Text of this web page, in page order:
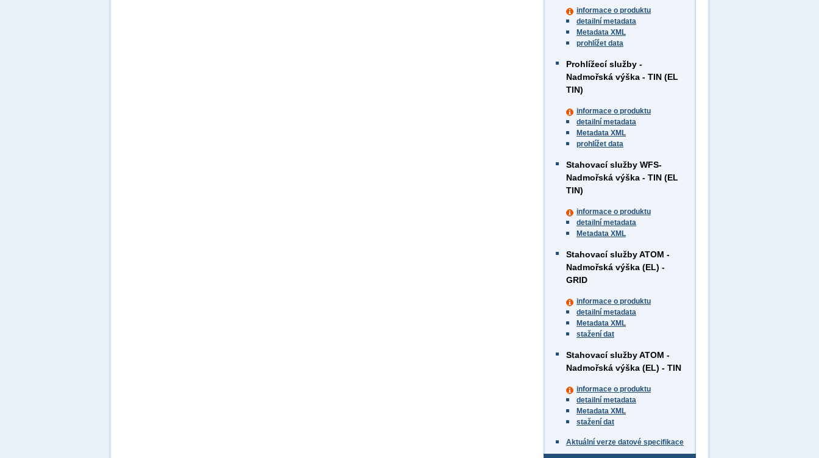
informace o produktu
detailní metadata
Metadata XML
prohlížet data
Prohlížecí služby -
Nadmořská výška - TIN (EL
TIN)
informace o produktu
detailní metadata
Metadata XML
prohlížet data
Stahovací služby WFS-
Nadmořská výška - TIN (EL
TIN)
informace o produktu
detailní metadata
Metadata XML
Stahovací služby ATOM -
Nadmořská výška (EL) -
GRID
informace o produktu
detailní metadata
Metadata XML
stažení dat
Stahovací služby ATOM -
Nadmořská výška (EL) - TIN
informace o produktu
detailní metadata
Metadata XML
stažení dat
Aktuální verze datové specifikace